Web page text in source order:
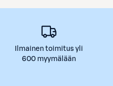
Ilmainen toimitus yli
600 myymälään